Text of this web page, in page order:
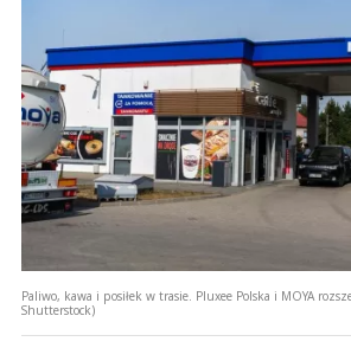
Paliwo, kawa i posiłek w trasie. Pluxee Polska i MOYA
Shutterstock)